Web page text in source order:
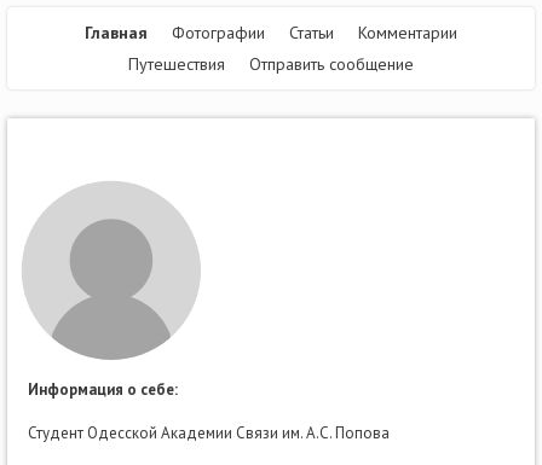
Главная Фотографии Статьи
Комментарии
Путешествия
Отправить сообщение
Информация о себе:
Студент Одесской Академии Связи им. А.С. Попова